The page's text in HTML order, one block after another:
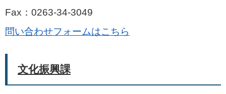
Fax：0263-34-3049
問い合わせフォームはこちら
文化振興課